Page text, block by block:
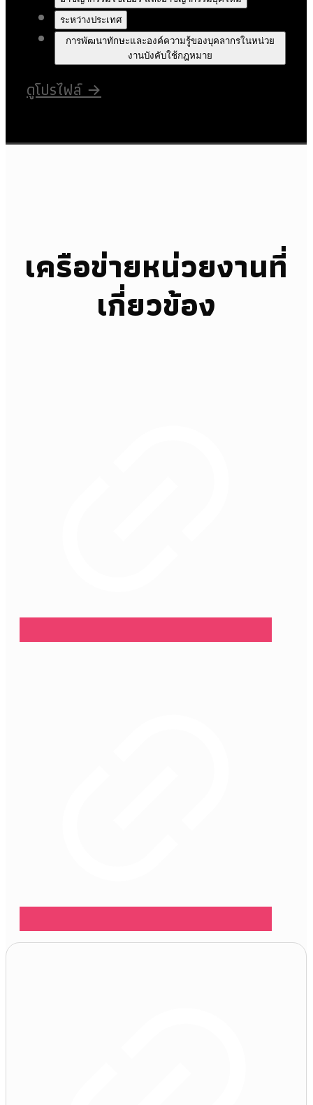
ระหว่างประเทศ
การพัฒนาทักษะและองค์ความรู้ของบุคลากรในหน่วย
งานบังคับใช้กฎหมาย
ดูโปรไฟล์→
เครือข่ายหน่วยงานที่
เกี่ยวข้อง